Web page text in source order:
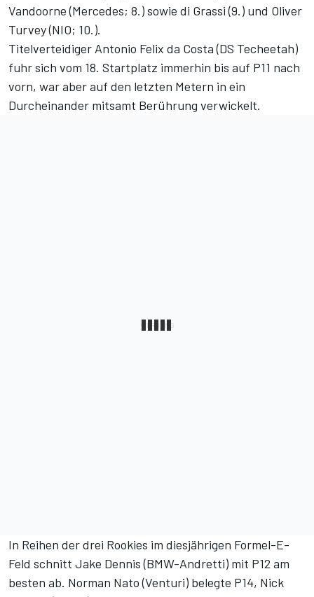
Vandoorne (Mercedes; 8.) sowie di Grassi (9.) und Oliver
Turvey (NIO; 10.).
Titelverteidiger Antonio Felix da Costa (DS Techeetah)
fuhr sich vom 18. Startplatz immerhin bis auf P11 nach
vorn, war aber auf den letzten Metern in ein
Durcheinander mitsamt Berührung verwickelt.
In Reihen der drei Rookies im diesjährigen Formel-E-
Feld schnitt Jake Dennis (BMW-Andretti) mit P12 am
besten ab. Norman Nato (Venturi) belegte P14, Nick